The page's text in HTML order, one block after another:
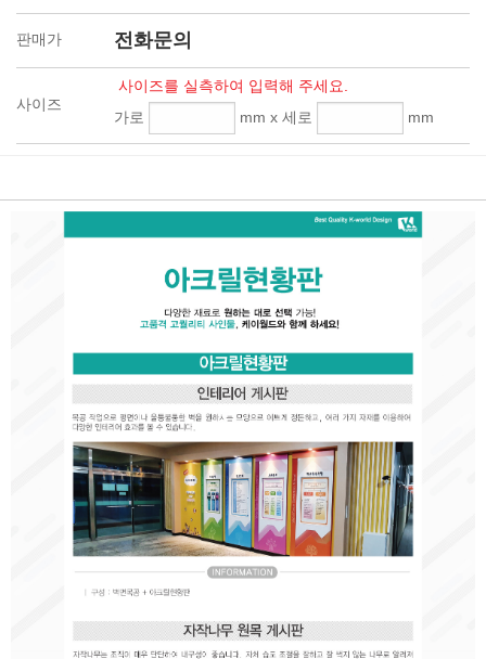
판매가 전화문의
사이즈
사이즈를 실측하여 입력해 주세요.
가로
mm x 세로 mm